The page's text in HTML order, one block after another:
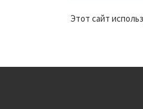
Этот сайт